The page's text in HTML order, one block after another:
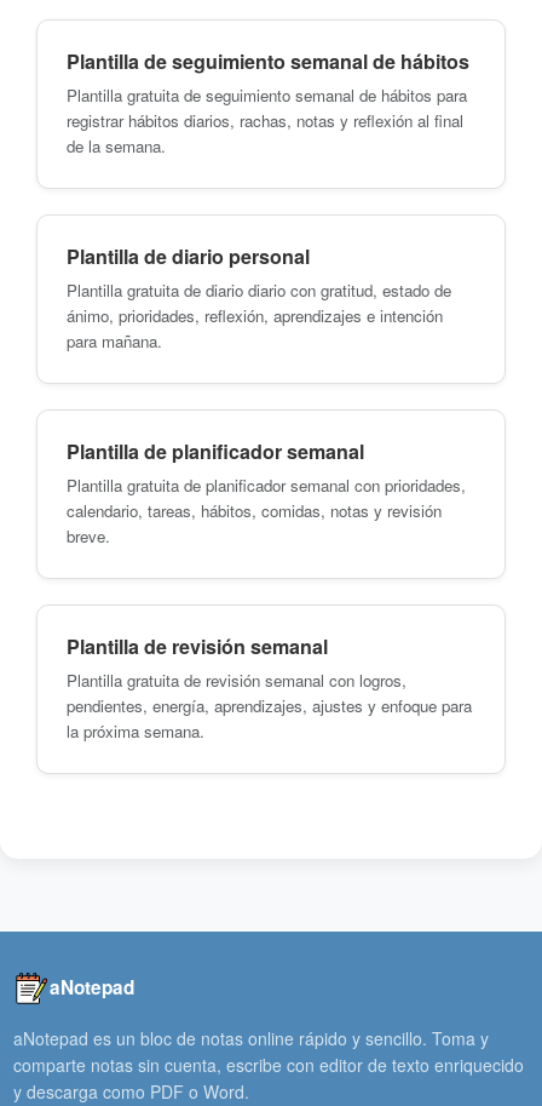
Plantilla de seguimiento semanal de hábitos
Plantilla gratuita de seguimiento semanal de hábitos para
registrar hábitos diarios, rachas, notas y reflexión al final
de la semana.
Plantilla de diario personal
Plantilla gratuita de diario diario con gratitud, estado de
ánimo, prioridades, reflexión, aprendizajes e intención
para mañana.
Plantilla de planificador semanal
Plantilla gratuita de planificador semanal con prioridades,
calendario, tareas, hábitos, comidas, notas y revisión
breve.
Plantilla de revisión semanal
Plantilla gratuita de revisión semanal con logros,
pendientes, energía, aprendizajes, ajustes y enfoque para
la próxima semana.
aNotepad
aNotepad es un bloc de notas online rápido y sencillo. Toma y
comparte notas sin cuenta, escribe con editor de texto enriquecido
y descarga como PDF o Word.